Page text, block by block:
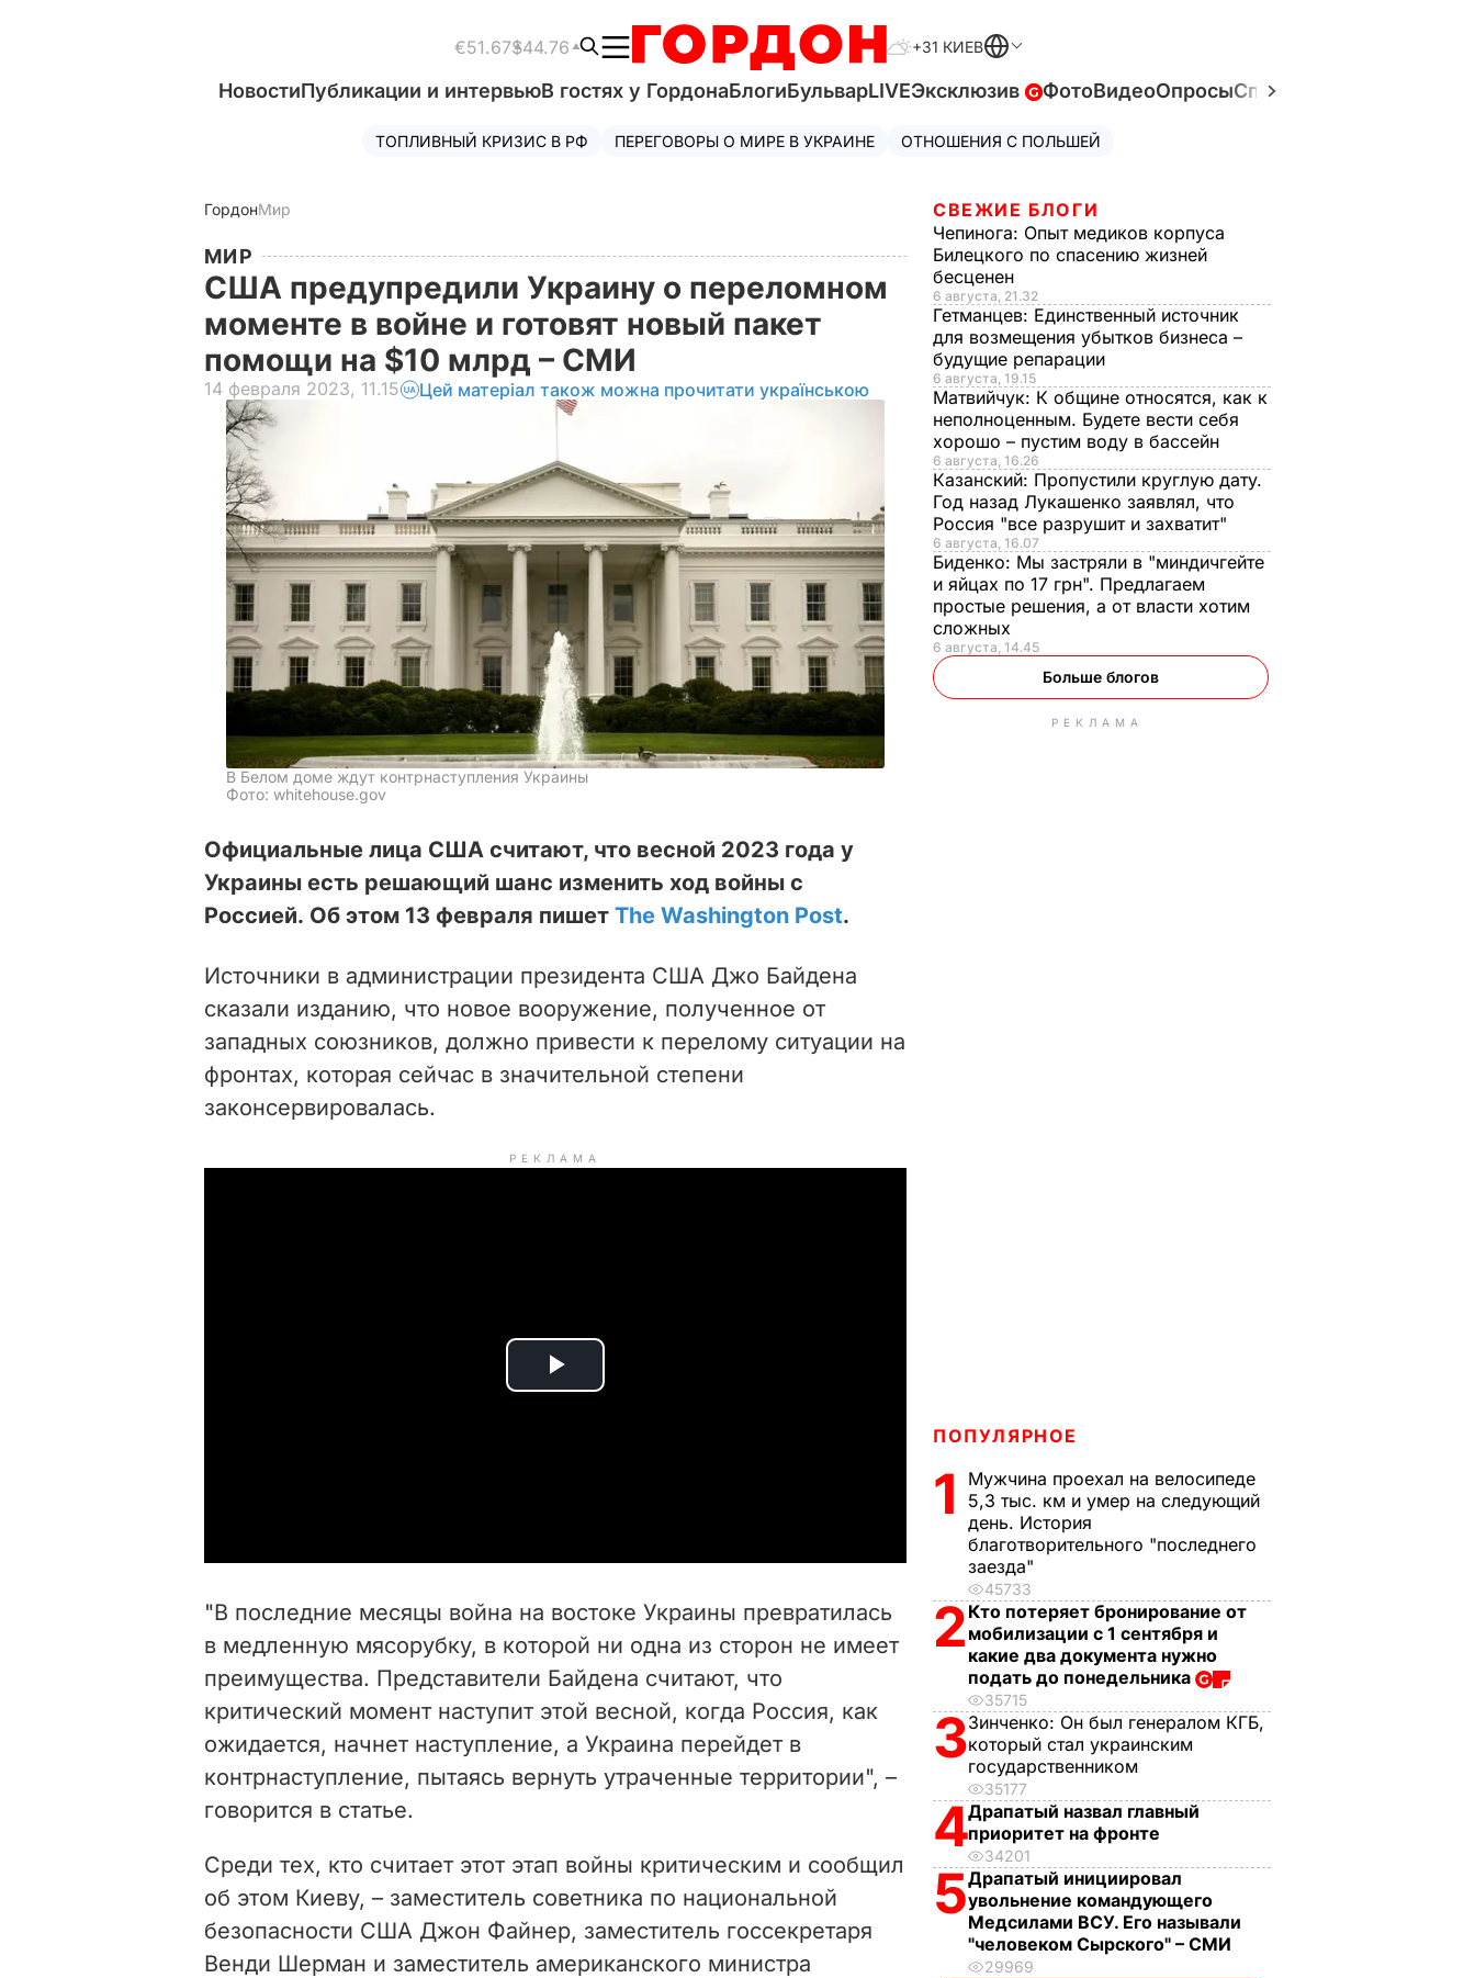
€51.67$44.76 +31 КИЕВ
НовостиПубликации и интервьюВ гостях у ГордонаБлогиБульварLIVEЭксклюзив ФотоВидеоОпросыСпецпроекты
ТОПЛИВНЫЙ КРИЗИС В РФ ПЕРЕГОВОРЫ О МИРЕ В УКРАИНЕ ОТНОШЕНИЯ С ПОЛЬШЕЙ
ГордонМир
МИР
США предупредили Украину о переломном
моменте в войне и готовят новый пакет
помощи на $10 млрд – СМИ
14 февраля 2023, 11.15 Цей матеріал також можна прочитати українською
В Белом доме ждут контрнаступления Украины
Фото: whitehouse.gov
Официальные лица США считают, что весной 2023 года у
Украины есть решающий шанс изменить ход войны с
Россией. Об этом 13 февраля пишет The Washington Post.
Источники в администрации президента США Джо Байдена
сказали изданию, что новое вооружение, полученное от
западных союзников, должно привести к перелому ситуации на
фронтах, которая сейчас в значительной степени
законсервировалась.
РЕКЛАМА
P
i
d
e
o
"В последние месяцы война на востоке Украины превратилась
в медленную мясорубку, в которой ни одна из сторон не имеет
преимущества. Представители Байдена считают, что
критический момент наступит этой весной, когда Россия, как
ожидается, начнет наступление, а Украина перейдет в
контрнаступление, пытаясь вернуть утраченные территории", –
говорится в статье.
Среди тех, кто считает этот этап войны критическим и сообщил
об этом Киеву, – заместитель советника по национальной
безопасности США Джон Файнер, заместитель госсекретаря
Венди Шерман и заместитель американского министра
СВЕЖИЕ БЛОГИ
Чепинога: Опыт медиков корпуса
Билецкого по спасению жизней
бесценен
6 августа, 21.32
Гетманцев: Единственный источник
для возмещения убытков бизнеса –
будущие репарации
6 августа, 19.15
Матвийчук: К общине относятся, как к
неполноценным. Будете вести себя
хорошо – пустим воду в бассейн
6 августа, 16.26
Казанский: Пропустили круглую дату.
Год назад Лукашенко заявлял, что
Россия "все разрушит и захватит"
6 августа, 16.07
Биденко: Мы застряли в "миндичгейте
и яйцах по 17 грн". Предлагаем
простые решения, а от власти хотим
сложных
6 августа, 14.45
Больше блогов
РЕКЛАМА
ПОПУЛЯРНОЕ
1
Мужчина проехал на велосипеде
5,3 тыс. км и умер на следующий
день. История
благотворительного "последнего
заезда"
45733
2 Кто потеряет бронирование от
мобилизации с 1 сентября и
какие два документа нужно
подать до понедельника
35715
3Зинченко: Он был генералом КГБ,
который стал украинским
государственником
35177
4Драпатый назвал главный
приоритет на фронте
34201
5Драпатый инициировал
увольнение командующего
Медсилами ВСУ. Его называли
"человеком Сырского" – СМИ
29969